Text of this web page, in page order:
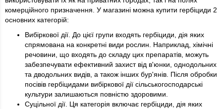
комерційного призначення. У магазині можна купити гербіциди 2
основних категорій:
Вибіркової дії. До цієї групи входять гербіциди, дія яких
спрямована на конкретні види рослин. Наприклад, хімічні
речовини, що входять до складу цих препаратів, можуть
забезпечувати ефективний захист від в'юнки, однодольних
та дводольних видів, а також інших бур'янів. Після обробки
посівів гербіцидами вибіркової дії сільськогосподарські
культури залишаються повністю здоровими.
Суцільної дії. Ця категорія включає гербіциди, дія яких